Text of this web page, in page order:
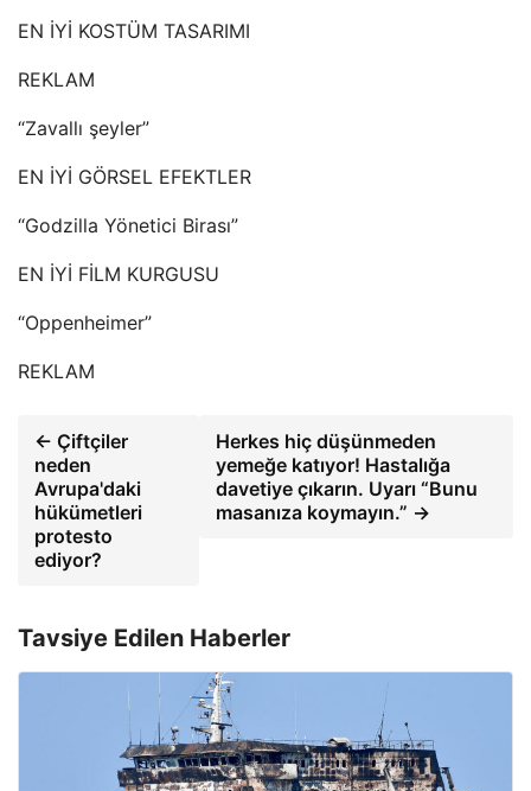
EN İYİ KOSTÜM TASARIMI
REKLAM
“Zavallı şeyler”
EN İYİ GÖRSEL EFEKTLER
“Godzilla Yönetici Birası”
EN İYİ FİLM KURGUSU
“Oppenheimer”
REKLAM
← Çiftçiler
neden
Avrupa'daki
hükümetleri
protesto
ediyor?
Herkes hiç düşünmeden
yemeğe katıyor! Hastalığa
davetiye çıkarın. Uyarı “Bunu
masanıza koymayın.” →
Tavsiye Edilen Haberler